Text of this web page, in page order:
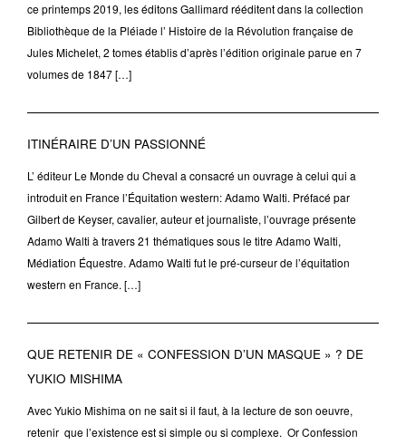
ce printemps 2019, les éditons Gallimard rééditent dans la collection
Bibliothèque de la Pléiade l’ Histoire de la Révolution française de
Jules Michelet, 2 tomes établis d’après l’édition originale parue en 7
volumes de 1847 […]
ITINÉRAIRE D’UN PASSIONNÉ
L’ éditeur Le Monde du Cheval a consacré un ouvrage à celui qui a
introduit en France l’Équitation western: Adamo Walti. Préfacé par
Gilbert de Keyser, cavalier, auteur et journaliste, l’ouvrage présente
Adamo Walti à travers 21 thématiques sous le titre Adamo Walti,
Médiation Équestre. Adamo Walti fut le pré-curseur de l’équitation
western en France. […]
QUE RETENIR DE « CONFESSION D’UN MASQUE » ? DE
YUKIO MISHIMA
Avec Yukio Mishima on ne sait si il faut, à la lecture de son oeuvre,
retenir que l’existence est si simple ou si complexe. Or Confession